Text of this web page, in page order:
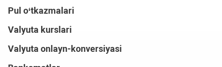
Pul o‘tkazmalari
Valyuta kurslari
Valyuta onlayn-konversiyasi